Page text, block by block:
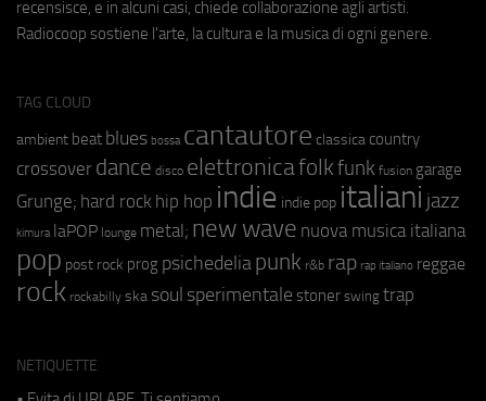
recensisce, e in alcuni casi, chiede collaborazione agli artisti.
Radiocoop sostiene l'arte, la cultura e la musica di ogni genere.
TAG CLOUD
ambient beat blues bossa cantautore classica country
crossover dance disco elettronicafolkfunk fusion garage
Grunge; hard rock hip hop indie indie pop italiani jazz
kimura laPOP lounge metal; new wave nuova musica italiana
pop post rock prog psichedeliapunk r&b rap rap italiano reggae
rock rockabilly ska soul sperimentale stoner swing trap
NETIQUETTE